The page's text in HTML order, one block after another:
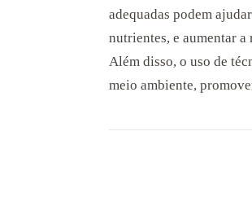
adequadas podem
nutrientes, e aumentar
Além disso, o uso de
meio ambiente,